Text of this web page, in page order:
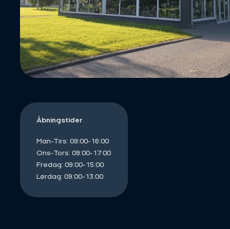
Åbningstider
Man-Tirs: 09:00-16:00
Ons-Tors: 09:00-17:00
Fredag: 09:00-15:00
Lørdag: 09:00-13:00